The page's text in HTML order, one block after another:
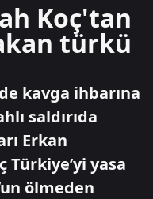
Koç'tan
türkü
kavga ihbarına
saldırıda
Erkan
Türkiye’yi yasa
ölmeden